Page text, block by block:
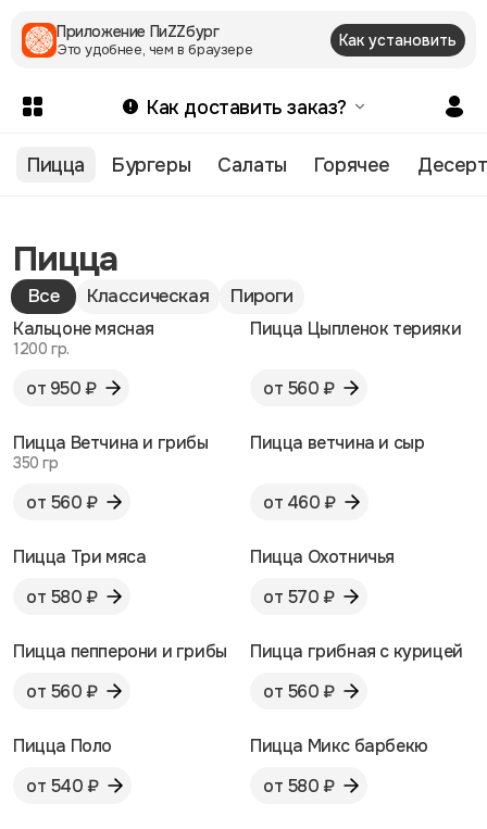
Приложение ПиZZбург
Это удобнее, чем в браузере Как установить
Как доставить заказ?
Пицца Бургеры Салаты Горячее
Пицца
Все Классическая
Пироги
Кальцоне мясная
1200 гр.
от 950 ₽
Пицца Цыпленок терияки
от 560 ₽
Пицца Ветчина и грибы
350 гр
от 560 ₽
Пицца ветчина и сыр
от 460 ₽
Пицца Три мяса
от 580 ₽
Пицца Охотничья
от 570 ₽
Пицца пепперони и грибы
от 560 ₽
Пицца грибная с курицей
от 560 ₽
Пицца Поло
от 540 ₽
Пицца Микс барбекю
от 580 ₽